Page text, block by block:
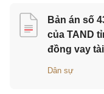
Bản án số
của TAND
đồng vay
Dân sự